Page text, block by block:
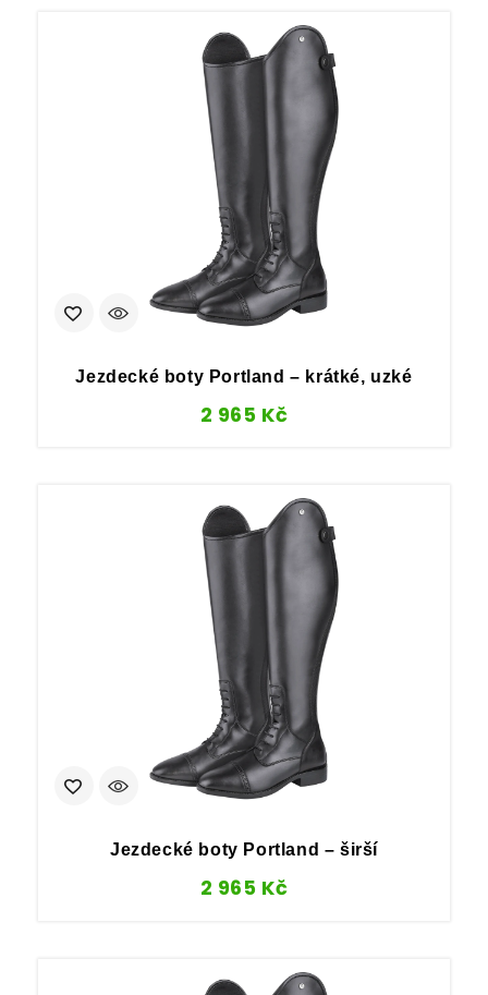
Jezdecké boty Portland – krátké, uzké
2 965 Kč
Jezdecké boty Portland – širší
2 965 Kč